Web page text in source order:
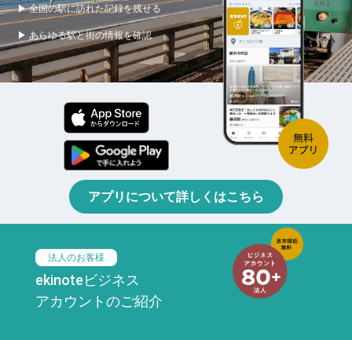
▶ 全国の駅に訪れた記録を残せる
▶ あらゆる駅と街の情報を確認
アプリについて詳しくはこちら
法人のお客様
ekinoteビジネス
アカウントのご紹介